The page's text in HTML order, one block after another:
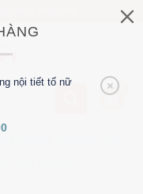
×
nội tiết tố nữ
NHẬP KHẨU
Inner Supple 20